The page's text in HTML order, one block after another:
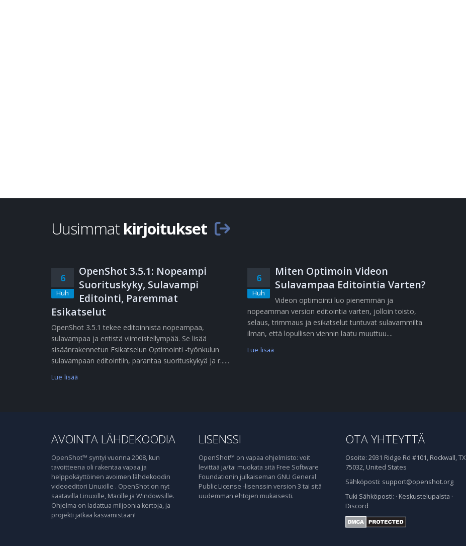
Uusimmat kirjoitukset
6
Huh
OpenShot 3.5.1: Nopeampi
Suorituskyky, Sulavampi
Editointi, Paremmat
Esikatselut
OpenShot 3.5.1 tekee editoinnista nopeampaa,
sulavampaa ja entistä viimeistellympää. Se lisää
sisäänrakennetun Esikatselun Optimointi -työnkulun
sulavampaan editointiin, parantaa suorituskykyä ja r......
Lue lisää
6
Huh
Miten Optimoin Videon
Sulavampaa Editointia Varten?
Videon optimointi luo pienemmän ja
nopeamman version editointia varten, jolloin toisto,
selaus, trimmaus ja esikatselut tuntuvat sulavammilta
ilman, että lopullisen viennin laatu muuttuu....
Lue lisää
AVOINTA LÄHDEKOODIA
OpenShot™ syntyi vuonna 2008, kun
tavoitteena oli rakentaa vapaa ja
helppokäyttöinen avoimen lähdekoodin
videoeditori Linuxille . OpenShot on nyt
saatavilla Linuxille, Macille ja Windowsille.
Ohjelma on ladattua miljoonia kertoja, ja
projekti jatkaa kasvamistaan!
LISENSSI
OpenShot™ on vapaa ohjelmisto: voit
levittää ja/tai muokata sitä Free Software
Foundationin julkaiseman GNU General
Public License -lisenssin version 3 tai sitä
uudemman ehtojen mukaisesti.
OTA YHTEYTTÄ
Osoite: 2931 Ridge Rd #101, Rockwall, TX
75032, United States
Sähköposti: support@openshot.org
Tuki Sähköposti: · Keskustelupalsta ·
Discord